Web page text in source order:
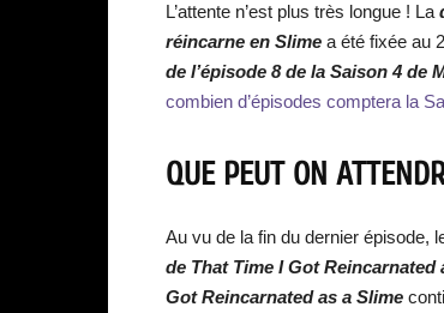
L’attente n’est plus très longue ! La
réincarne en Slime a été fixée au
de l’épisode 8 de la Saison 4 de
combien d’épisodes comptera la
QUE PEUT ON
Au vu de la fin du dernier épisode,
de That Time I Got Reincarnated
Got Reincarnated as a Slime